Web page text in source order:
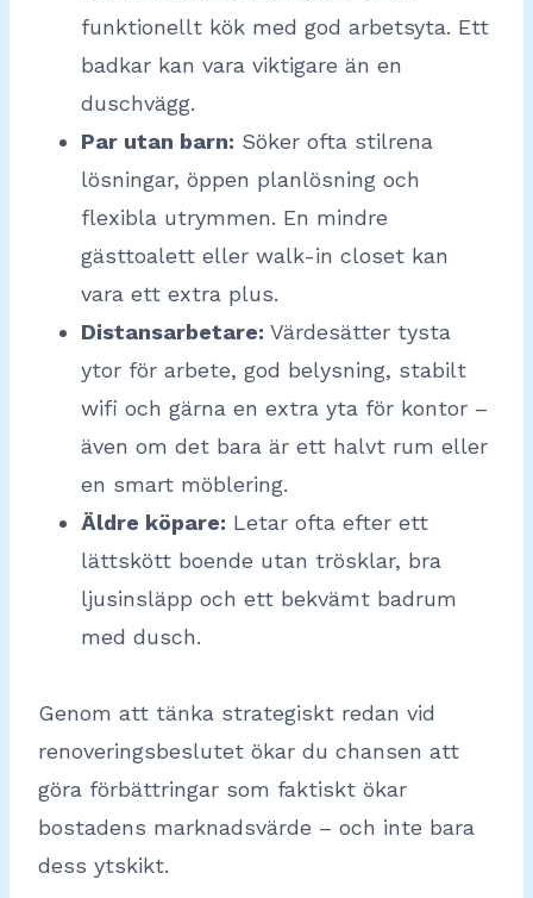
funktionellt kök med god arbetsyta. Ett
badkar kan vara viktigare än en
duschvägg.
Par utan barn: Söker ofta stilrena
lösningar, öppen planlösning och
flexibla utrymmen. En mindre
gästtoalett eller walk-in closet kan
vara ett extra plus.
Distansarbetare: Värdesätter tysta
ytor för arbete, god belysning, stabilt
wifi och gärna en extra yta för kontor –
även om det bara är ett halvt rum eller
en smart möblering.
Äldre köpare: Letar ofta efter ett
lättskött boende utan trösklar, bra
ljusinsläpp och ett bekvämt badrum
med dusch.
Genom att tänka strategiskt redan vid
renoveringsbeslutet ökar du chansen att
göra förbättringar som faktiskt ökar
bostadens marknadsvärde – och inte bara
dess ytskikt.